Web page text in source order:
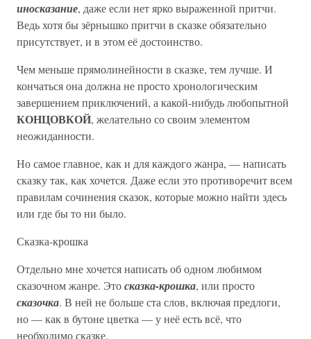
иносказание, даже если нет ярко выраженной притчи.
Ведь хотя бы зёрнышко притчи в сказке обязательно
присутствует, и в этом её достоинство.
Чем меньше прямолинейности в сказке, тем лучше. И
кончаться она должна не просто хронологическим
завершением приключений, а какой-нибудь любопытной
КОНЦОВКОЙ, желательно со своим элементом
неожиданности.
Но самое главное, как и для каждого жанра, — написать
сказку так, как хочется. Даже если это противоречит всем
правилам сочинения сказок, которые можно найти здесь
или где бы то ни было.
Сказка-крошка
Отдельно мне хочется написать об одном любимом
сказочном жанре. Этосказка-крошка, или просто
сказочка. В ней не больше ста слов, включая предлоги,
но — как в бутоне цветка — у неё есть всё, что
необходимо сказке.